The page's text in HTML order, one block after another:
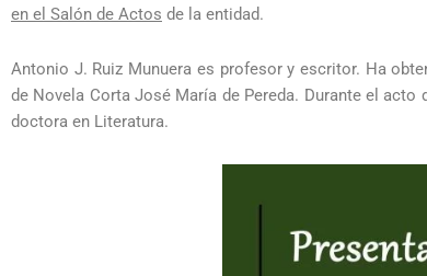
en el Salón de Actos de la entidad.
Antonio J. Ruiz Munuera es profesor y escritor. Ha
de Novela Corta José María de Pereda. Durante el
doctora en Literatura.